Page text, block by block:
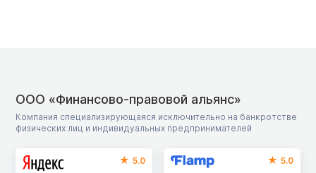
ООО «Финансово-правовой альянс»
Компания специализирующаяся исключительно на банкротстве
физических лиц и индивидуальных предпринимателей
5.0
5.0